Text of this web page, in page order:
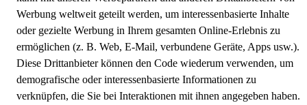
Werbung weltweit geteilt werden, um interessenbasierte Inhalte
oder gezielte Werbung in Ihrem gesamten Online-Erlebnis zu
ermöglichen (z. B. Web, E-Mail, verbundene Geräte, Apps usw.).
Diese Drittanbieter können den Code wiederum verwenden, um
demografische oder interessenbasierte Informationen zu
verknüpfen, die Sie bei Interaktionen mit ihnen angegeben haben.